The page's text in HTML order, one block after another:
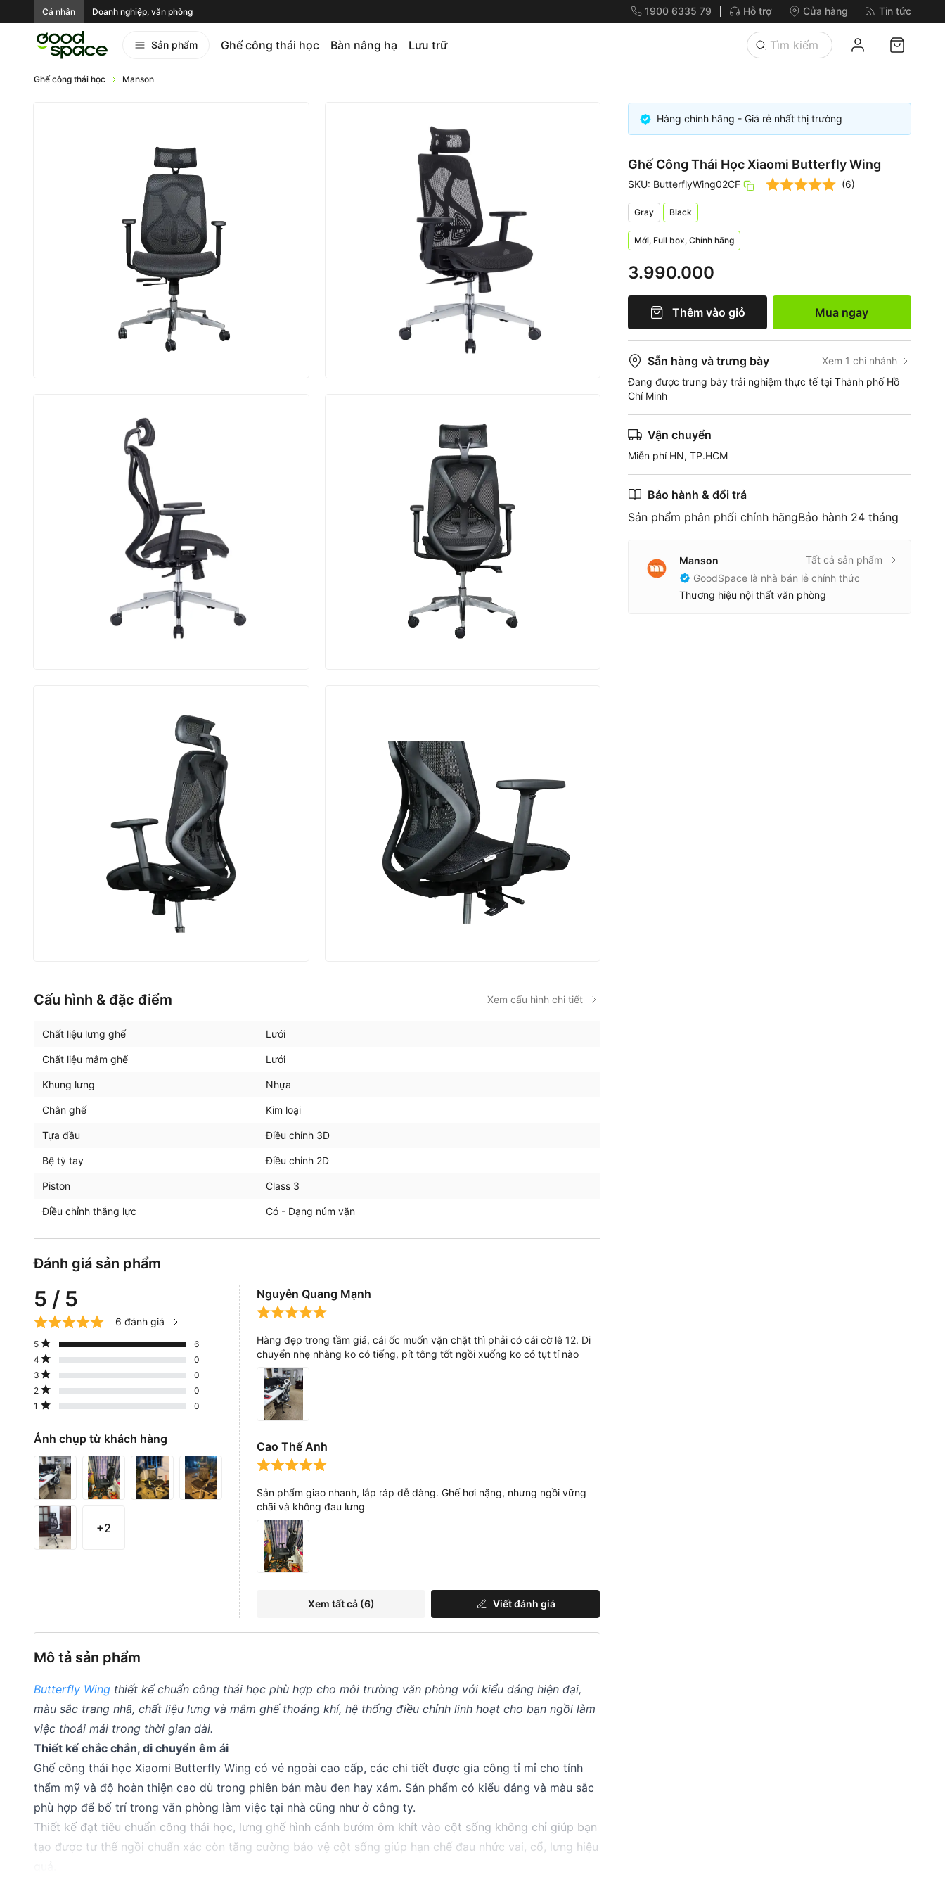
Cá nhân Doanh nghiệp, văn phòng 1900 6335 79 Hỗ trợ Cửa hàng Tin tức
Sản phẩm Ghế công thái học Bàn nâng hạ Lưu trữ
Ghế công thái học Manson
Hàng chính hãng - Giá rẻ nhất thị trường
Ghế Công Thái Học Xiaomi Butterfly Wing
SKU: ButterflyWing02CF (6)
Gray Black
Mới, Full box, Chính hãng
3.990.000
Thêm vào giỏ Mua ngay
Sẵn hàng và trưng bày
Xem 1 chi nhánh
Đang được trưng bày trải nghiệm thực tế tại Thành phố Hồ
Chí Minh
Vận chuyển
Miễn phí HN, TP.HCM
Bảo hành & đổi trả
Sản phẩm phân phối chính hãngBảo hành 24 tháng
Manson
Tất cả sản phẩm
GoodSpace là nhà bán lẻ chính thức
Thương hiệu nội thất văn phòng
Cấu hình & đặc điểm Xem cấu hình chi tiết
Chất liệu lưng ghế Lưới
Chất liệu mâm ghế Lưới
Khung lưng Nhựa
Chân ghế Kim loại
Tựa đầu Điều chỉnh 3D
Bệ tỳ tay Điều chỉnh 2D
Piston Class 3
Điều chỉnh thắng lực Có - Dạng núm vặn
Đánh giá sản phẩm
5 / 5
6 đánh giá
1 0
2 0
3 0
4 0
5 6
Ảnh chụp từ khách hàng
+2
Nguyễn Quang Mạnh
Hàng đẹp trong tầm giá, cái ốc muốn vặn chặt thì phải có cái cờ lê 12. Di
chuyển nhẹ nhàng ko có tiếng, pít tông tốt ngồi xuống ko có tụt tí nào
Cao Thế Anh
Sản phẩm giao nhanh, lắp ráp dễ dàng. Ghế hơi nặng, nhưng ngồi vững
chãi và không đau lưng
Xem tất cả (6) Viết đánh giá
Mô tả sản phẩm
Butterfly Wing thiết kế chuẩn công thái học phù hợp cho môi trường văn phòng với kiểu dáng hiện đại,
màu sắc trang nhã, chất liệu lưng và mâm ghế thoáng khí, hệ thống điều chỉnh linh hoạt cho bạn ngồi làm
việc thoải mái trong thời gian dài.
Thiết kế chắc chắn, di chuyển êm ái
Ghế công thái học Xiaomi Butterfly Wing có vẻ ngoài cao cấp, các chi tiết được gia công tỉ mỉ cho tính
thẩm mỹ và độ hoàn thiện cao dù trong phiên bản màu đen hay xám. Sản phẩm có kiểu dáng và màu sắc
phù hợp để bố trí trong văn phòng làm việc tại nhà cũng như ở công ty.
Thiết kế đạt tiêu chuẩn công thái học, lưng ghế hình cánh bướm ôm khít vào cột sống không chỉ giúp bạn
tạo được tư thế ngồi chuẩn xác còn tăng cường bảo vệ cột sống giúp hạn chế đau nhức vai, cổ, lưng hiệu